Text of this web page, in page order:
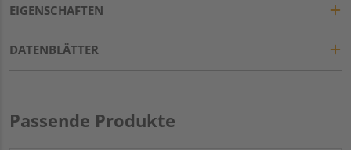
EIGENSCHAFTEN
DATENBLÄTTER
Passende Produkte